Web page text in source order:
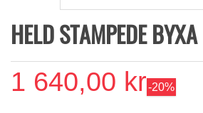
HELD STAMPEDE BYXA
1 640,00 kr-20%